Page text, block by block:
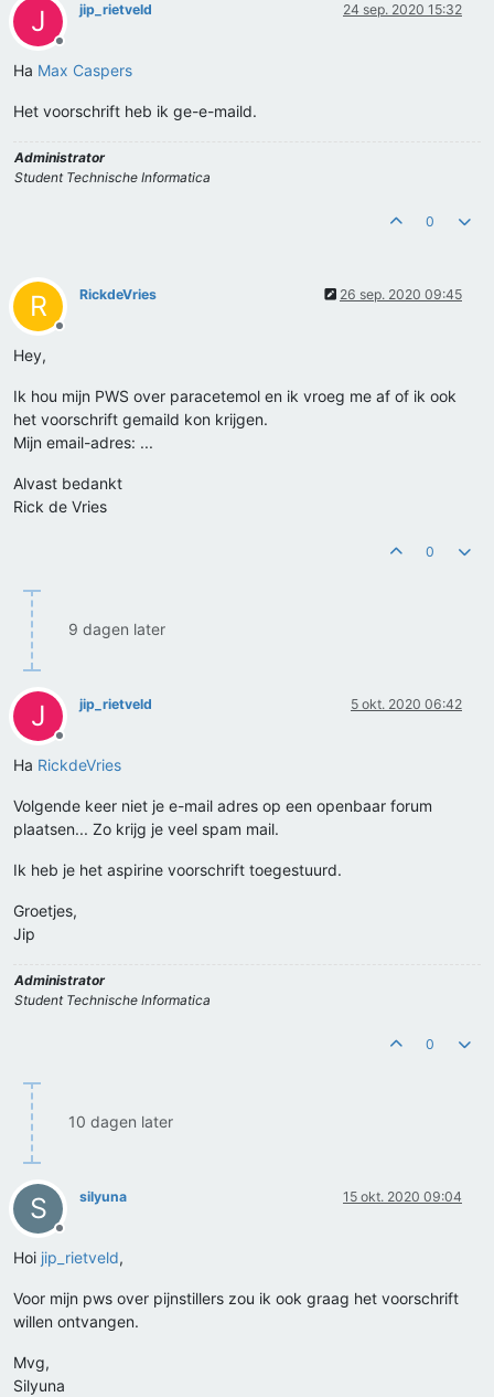
J
Offline
jip_rietveld 24 sep. 2020 15:32
Ha Max Caspers
Het voorschrift heb ik ge-e-maild.
Administrator
Student Technische Informatica
0
R
Offline
RickdeVries 26 sep. 2020 09:45
Hey,
Ik hou mijn PWS over paracetemol en ik vroeg me af of ik ook
het voorschrift gemaild kon krijgen.
Mijn email-adres: ...
Alvast bedankt
Rick de Vries
0
9 dagen later
J
Offline
jip_rietveld 5 okt. 2020 06:42
Ha RickdeVries
Volgende keer niet je e-mail adres op een openbaar forum
plaatsen... Zo krijg je veel spam mail.
Ik heb je het aspirine voorschrift toegestuurd.
Groetjes,
Jip
Administrator
Student Technische Informatica
0
10 dagen later
S
Offline
silyuna 15 okt. 2020 09:04
Hoi jip_rietveld,
Voor mijn pws over pijnstillers zou ik ook graag het voorschrift
willen ontvangen.
Mvg,
Silyuna